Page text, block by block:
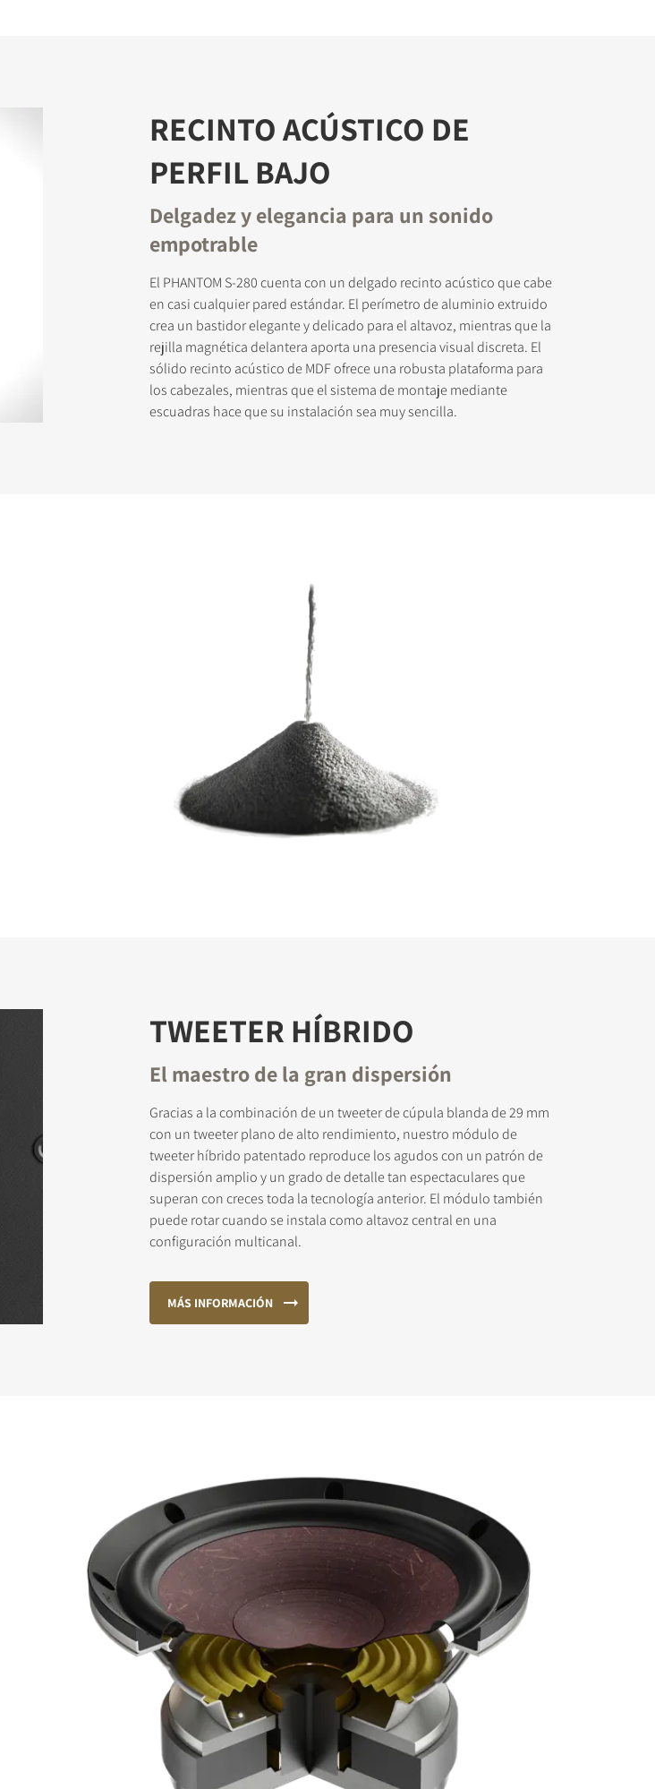
RECINTO ACÚSTICO DE
PERFIL BAJO
Delgadez y elegancia para un sonido
empotrable
El PHANTOM S-280 cuenta con un delgado recinto acústico que cabe
en casi cualquier pared estándar. El perímetro de aluminio extruido
crea un bastidor elegante y delicado para el altavoz, mientras que la
rejilla magnética delantera aporta una presencia visual discreta. El
sólido recinto acústico de MDF ofrece una robusta plataforma para
los cabezales, mientras que el sistema de montaje mediante
escuadras hace que su instalación sea muy sencilla.
TWEETER HÍBRIDO
El maestro de la gran dispersión
Gracias a la combinación de un tweeter de cúpula blanda de 29 mm
con un tweeter plano de alto rendimiento, nuestro módulo de
tweeter híbrido patentado reproduce los agudos con un patrón de
dispersión amplio y un grado de detalle tan espectaculares que
superan con creces toda la tecnología anterior. El módulo también
puede rotar cuando se instala como altavoz central en una
configuración multicanal.
MÁS INFORMACIÓN
al instante a todos los archivos para descargar